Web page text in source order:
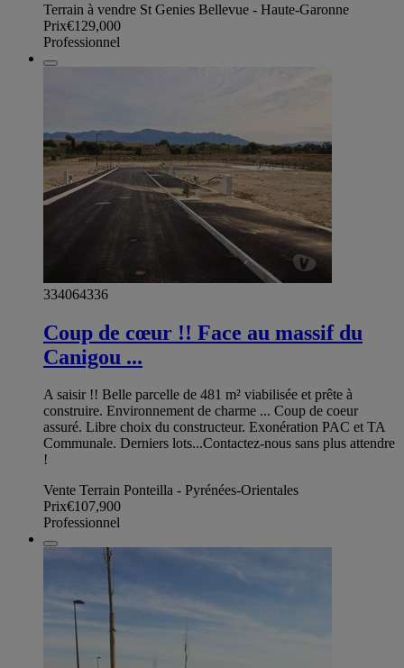
Terrain à vendre St Genies Bellevue - Haute-Garonne
Prix€129,000
Professionnel
334064336
Coup de cœur !! Face au massif du
Canigou ...
A saisir !! Belle parcelle de 481 m² viabilisée et prête à
construire. Environnement de charme ... Coup de coeur
assuré. Libre choix du constructeur. Exonération PAC et TA
Communale. Derniers lots...Contactez-nous sans plus attendre
!
Vente Terrain Ponteilla - Pyrénées-Orientales
Prix€107,900
Professionnel